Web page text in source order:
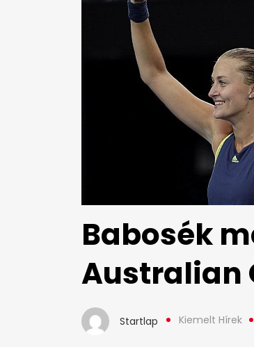
Babosék
Australian
Startlap Kiemelt Hírek